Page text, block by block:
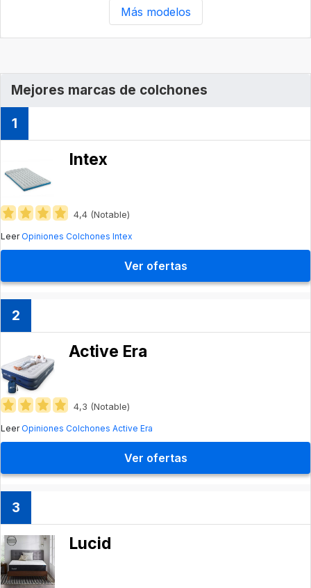
Más modelos
Mejores marcas de colchones
1
Intex
4,4 (Notable)
LeerOpiniones Colchones Intex
Ver ofertas
2
Active Era
4,3 (Notable)
LeerOpiniones Colchones Active Era
Ver ofertas
3
Lucid